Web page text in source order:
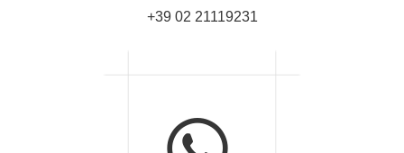
+39 02 21119231